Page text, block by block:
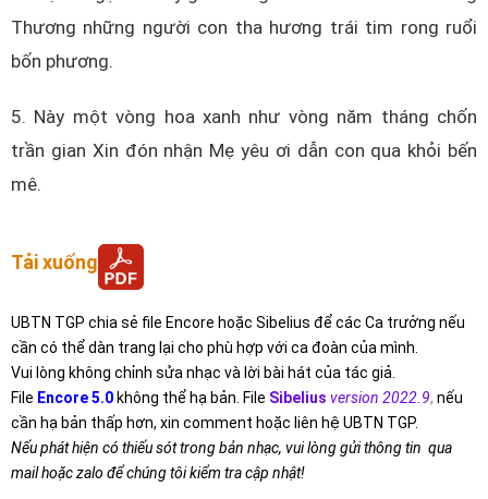
Thương những người con tha hương trái tim rong ruổi
bốn phương.
5. Này một vòng hoa xanh như vòng năm tháng chốn
trần gian Xin đón nhận Mẹ yêu ơi dẫn con qua khỏi bến
mê.
Tải xuống
UBTN TGP chia sẻ file Encore hoặc Sibelius để các Ca trưởng nếu
cần có thể dàn trang lại cho phù hợp với ca đoàn của mình.
Vui lòng không chỉnh sửa nhạc và lời bài hát của tác giả.
File Encore 5.0 không thể hạ bản. File Sibelius version 2022.9, nếu
cần hạ bản thấp hơn, xin comment hoặc liên hệ UBTN TGP.
Nếu phát hiện có thiếu sót trong bản nhạc, vui lòng gửi thông tin qua
mail hoặc zalo để chúng tôi kiểm tra cập nhật!